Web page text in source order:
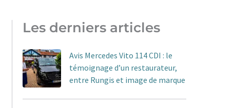
Les derniers articles
Avis Mercedes Vito 114 CDI : le
témoignage d’un restaurateur,
entre Rungis et image de marque